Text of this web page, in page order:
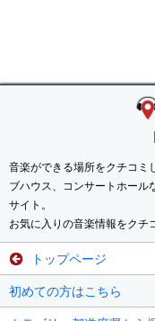
音楽ができる場所をクチコミ
ブハウス、コンサートホール
サイト。
お気に入りの音楽情報をクチ
トップページ
初めての方はこちら